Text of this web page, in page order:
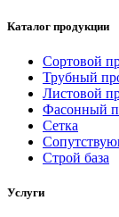
Каталог продукции
Сортовой
Трубный
Листовой
Фасонный
Сетка
Строй база
Услуги